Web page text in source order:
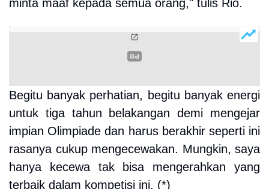
minta maaf kepada semua orang," tulis Rio.
Begitu banyak perhatian, begitu banyak energi
untuk tiga tahun belakangan demi mengejar
impian Olimpiade dan harus berakhir seperti ini
rasanya cukup mengecewakan. Mungkin, saya
hanya kecewa tak bisa mengerahkan yang
terbaik dalam kompetisi ini. (*)